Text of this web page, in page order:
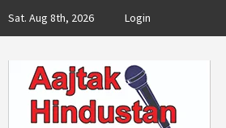
Sat. Aug 8th, 2026 Login